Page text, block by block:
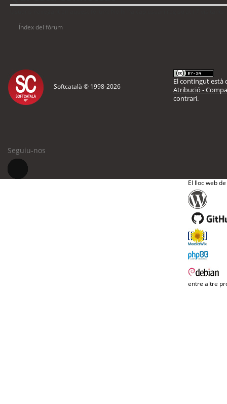
Índex del fòrum
Softcatalà © 1998-2026
El contingut està
Atribució -
contrari.
Seguiu-nos
El lloc web
entre altre